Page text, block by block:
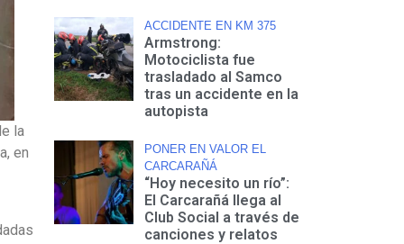
la
en
ACCIDENTE EN KM 375
Armstrong:
Motociclista fue
trasladado al Samco
tras un accidente en la
autopista
PONER EN VALOR EL
CARCARAÑÁ
“Hoy necesito un río”:
El Carcarañá llega al
Club Social a través de
canciones y relatos